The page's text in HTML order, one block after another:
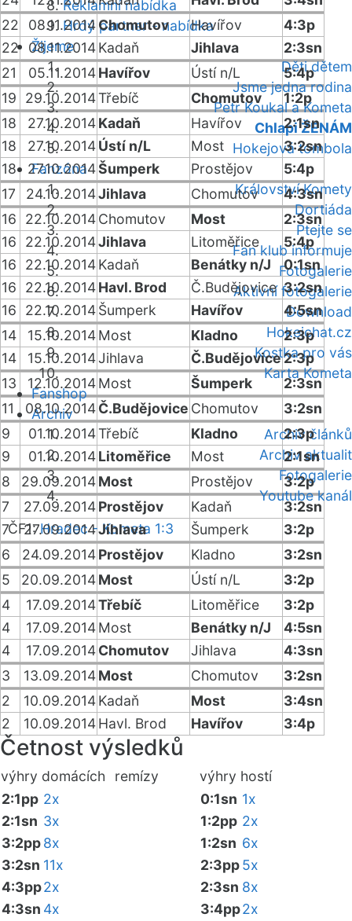
Reklamní nabídka
Hrdý partner - nabídka
Žijeme
Děti dětem
Jsme jedna rodina
Petr Koukal a Kometa
Chlapi ŽENÁM
Hokejová tombola
Fanzóna
Království Komety
Dortiáda
Ptejte se
Fan klub informuje
Fotogalerie
Aktivní fotogalerie
Download
Hokejchat.cz
Kostka pro vás
Karta Kometa
Fanshop
Archiv
Archiv článků
Archiv aktualit
Fotogalerie
Youtube kanál
ČF1:Hradec - Kometa 1:3
22
08.11.2014Chomutov Havířov
4:3p
22
08.11.2014Kadaň Jihlava
2:3sn
21
05.11.2014Havířov Ústí n/L
5:4p
19
29.10.2014Třebíč Chomutov
1:2p
18
27.10.2014Kadaň Havířov
2:1sn
18
27.10.2014Ústí n/L Most
3:2sn
18
27.10.2014Šumperk Prostějov
5:4p
17
24.10.2014Jihlava Chomutov
4:3sn
16
22.10.2014Chomutov Most
2:3sn
16
22.10.2014Jihlava Litoměřice
5:4p
16
22.10.2014Kadaň Benátky n/J
0:1sn
16
22.10.2014Havl. Brod Č.Budějovice 3:2sn
16
22.10.2014Šumperk Havířov
4:5sn
14
15.10.2014Most Kladno
2:3p
14
15.10.2014Jihlava Č.Budějovice2:3p
13
12.10.2014Most Šumperk
2:3sn
11
08.10.2014Č.Budějovice Chomutov
3:2sn
9
01.10.2014Třebíč Kladno
2:3p
9
01.10.2014Litoměřice Most
2:1sn
8
29.09.2014Most Prostějov
3:2p
7
27.09.2014Prostějov Kadaň
3:2sn
7
27.09.2014Jihlava Šumperk
3:2p
6
24.09.2014Prostějov Kladno
3:2sn
5
20.09.2014Most Ústí n/L
3:2p
4
17.09.2014Třebíč Litoměřice
3:2p
4
17.09.2014Most Benátky n/J
4:5sn
4
17.09.2014Chomutov Jihlava
4:3sn
3
13.09.2014Most Chomutov
3:2sn
2
10.09.2014Kadaň Most
3:4sn
2
10.09.2014Havl. Brod Havířov 3:4p
Četnost výsledků
výhry domácích remízy výhry hostí
2:1pp 2x
2:1sn 3x
3:2pp8x
3:2sn 11x
4:3pp2x
4:3sn 4x
0:1sn 1x
1:2pp 2x
1:2sn 6x
2:3pp5x
2:3sn 8x
3:4pp2x